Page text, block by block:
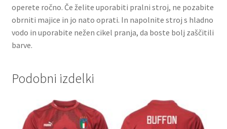
operete ročno. Če želite uporabiti pralni stroj, ne pozabite
obrniti majice in jo nato oprati. In napolnite stroj s hladno
vodo in uporabite nežen cikel pranja, da boste bolj zaščitili
barve.
Podobni izdelki